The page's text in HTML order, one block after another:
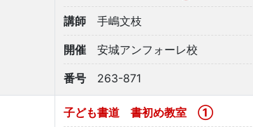
講師 手嶋文枝
開催 安城アンフォーレ校
番号 263-871
子ども書道 書初め教室 ①